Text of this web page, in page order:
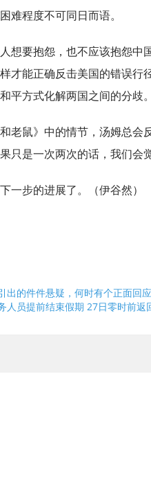
难程度不可同日而语。
想要抱怨，也不应该抱怨
才能正确反击美国的错误
平方式化解两国之间的分歧。
老鼠》中的情节，汤姆总
只是一次两次的话，我们
一步的进展了。（伊谷然）
出的件件悬疑，何时有个正面回
人员提前结束假期 27日零时前返